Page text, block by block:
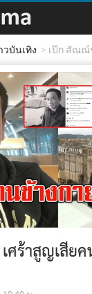
วบันเทิง เป๊ก สัณณ์ชั
ร้าสูญเสีย